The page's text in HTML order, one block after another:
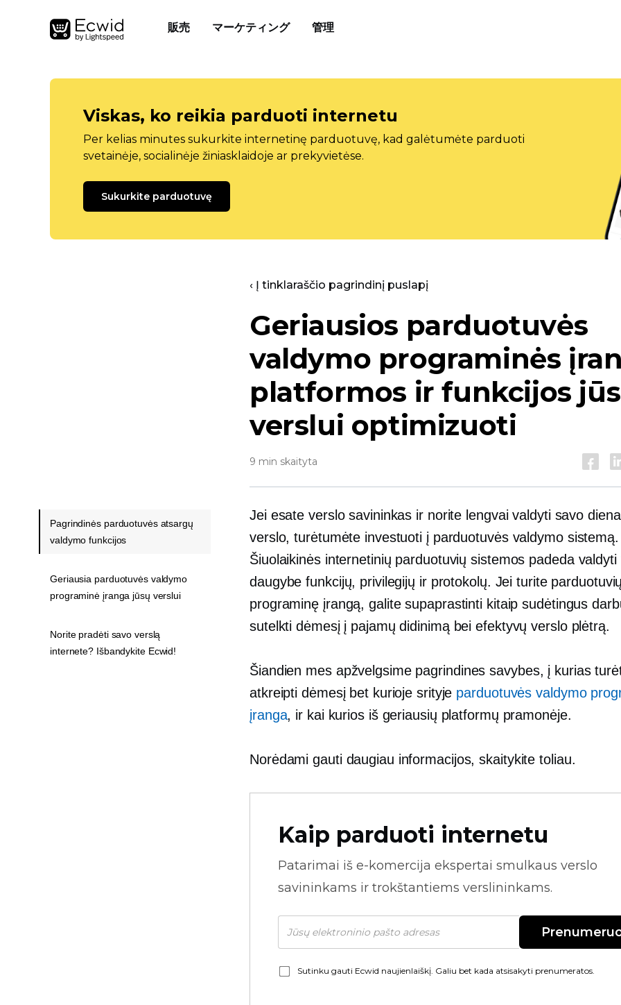
販売 マーケティング 管理
Viskas, ko reikia parduoti internetu
Per kelias minutes sukurkite internetinę parduotuvę, kad galėtumėte parduoti
svetainėje, socialinėje žiniasklaidoje ar prekyvietėse.
Sukurkite parduotuvę
‹ Į tinklaraščio pagrindinį puslapį
Geriausios parduotuvės
valdymo programinės
platformos ir funkcijos
verslui optimizuoti
9 min skaityta
Jei esate verslo savininkas ir norite lengvai valdyti savo
verslo, turėtumėte investuoti į parduotuvės valdymo sistemą.
Šiuolaikinės internetinių parduotuvių sistemos padeda valdyti
daugybe funkcijų, privilegijų ir protokolų. Jei turite
programinę įrangą, galite supaprastinti kitaip sudėtingus
sutelkti dėmesį į pajamų didinimą bei efektyvų verslo plėtrą.
Šiandien mes apžvelgsime pagrindines savybes, į kurias
atkreipti dėmesį bet kurioje srityje parduotuvės valdymo
įranga, ir kai kurios iš geriausių platformų pramonėje.
Norėdami gauti daugiau informacijos, skaitykite toliau.
Kaip parduoti internetu
Patarimai iš e-komercija ekspertai smulkaus verslo
savininkams ir trokštantiems verslininkams.
Sutinku gauti Ecwid naujienlaiškį. Galiu bet kada atsisakyti prenumeratos.
Pagrindinės parduotuvės atsargų
valdymo funkcijos
Geriausia parduotuvės valdymo
programinė įranga jūsų verslui
Norite pradėti savo verslą
internete? Išbandykite Ecwid!